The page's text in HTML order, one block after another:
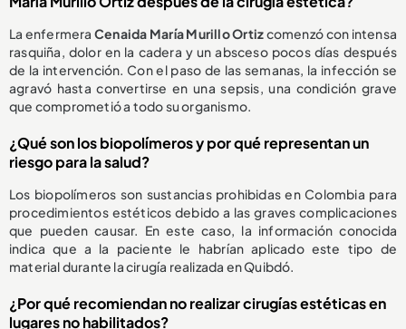
La enfermeraCenaida María Murillo Ortizcomenzó con intensa
rasquiña, dolor en la cadera y un absceso pocos días después
de la intervención. Con el paso de las semanas, la infección se
agravó hasta convertirse en una sepsis, una condición grave
que comprometió a todo su organismo.
¿Qué son los biopolímeros y por qué representan un
riesgo para la salud?
Los biopolímeros son sustancias prohibidas en Colombia para
procedimientos estéticos debido a las graves complicaciones
que pueden causar. En este caso, la información conocida
indica que a la paciente le habrían aplicado este tipo de
material durante la cirugía realizada en Quibdó.
¿Por qué recomiendan no realizar cirugías estéticas en
lugares no habilitados?